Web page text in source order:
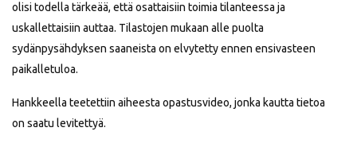
olisi todella tärkeää, että osattaisiin toimia tilanteessa ja
uskallettaisiin auttaa. Tilastojen mukaan alle puolta
sydänpysähdyksen saaneista on elvytetty ennen ensivasteen
paikalletuloa.
Hankkeella teetettiin aiheesta opastusvideo, jonka kautta tietoa
on saatu levitettyä.